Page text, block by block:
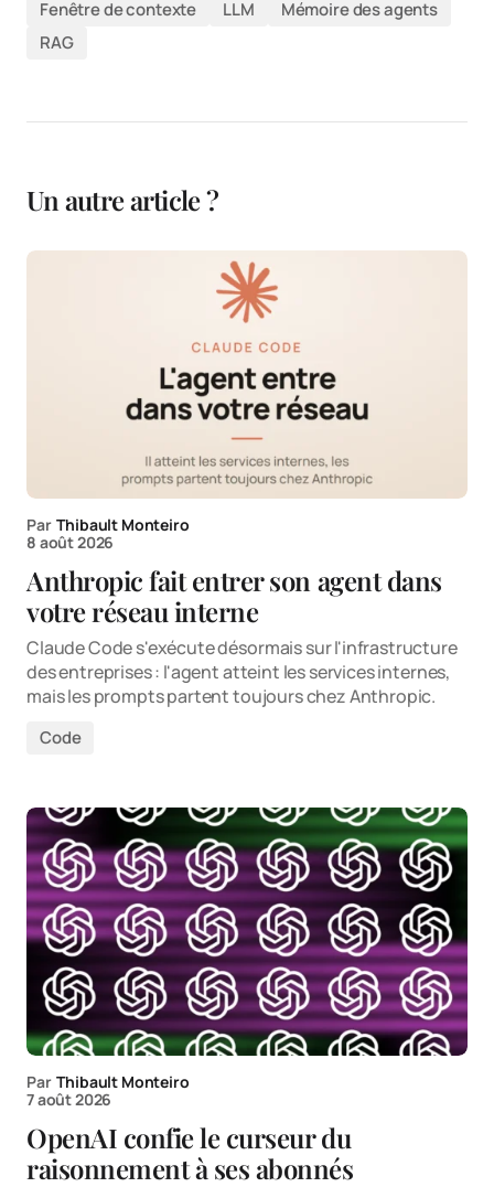
Fenêtre de contexte LLM
Mémoire des agents
RAG
Un autre article ?
Par Thibault Monteiro
8 août 2026
Anthropic fait entrer son agent dans
votre réseau interne
Claude Code s'exécute désormais sur l'infrastructure
des entreprises : l'agent atteint les services internes,
mais les prompts partent toujours chez Anthropic.
Code
Par Thibault Monteiro
7 août 2026
OpenAI confie le curseur du
raisonnement à ses abonnés